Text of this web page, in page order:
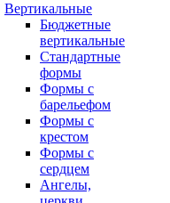
Вертикальные
Бюджетные
вертикальные
Стандартные
формы
Формы с
барельефом
Формы с
крестом
Формы с
сердцем
Ангелы,